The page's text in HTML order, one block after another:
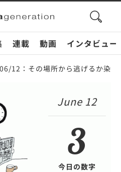
search
連載 動画 インタビュー
06/12：その場所から逃げるか染ま
June 12
3
今日の数字